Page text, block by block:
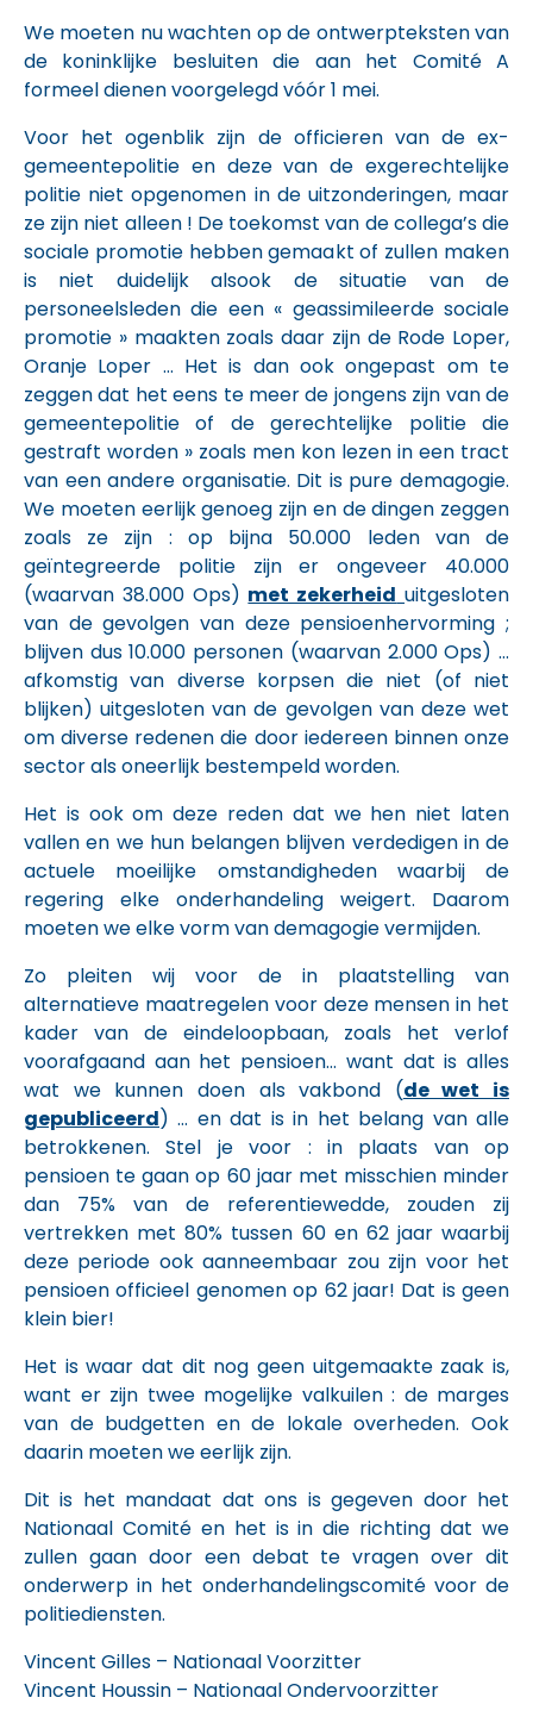
We moeten nu wachten op de ontwerpteksten van
de koninklijke besluiten die aan het Comité A
formeel dienen voorgelegd vóór 1 mei.
Voor het ogenblik zijn de officieren van de ex-
gemeentepolitie en deze van de exgerechtelijke
politie niet opgenomen in de uitzonderingen, maar
ze zijn niet alleen ! De toekomst van de collega’s die
sociale promotie hebben gemaakt of zullen maken
is niet duidelijk alsook de situatie van de
personeelsleden die een « geassimileerde sociale
promotie » maakten zoals daar zijn de Rode Loper,
Oranje Loper … Het is dan ook ongepast om te
zeggen dat het eens te meer de jongens zijn van de
gemeentepolitie of de gerechtelijke politie die
gestraft worden » zoals men kon lezen in een tract
van een andere organisatie. Dit is pure demagogie.
We moeten eerlijk genoeg zijn en de dingen zeggen
zoals ze zijn : op bijna 50.000 leden van de
geïntegreerde politie zijn er ongeveer 40.000
(waarvan 38.000 Ops) met zekerheid uitgesloten
van de gevolgen van deze pensioenhervorming ;
blijven dus 10.000 personen (waarvan 2.000 Ops) …
afkomstig van diverse korpsen die niet (of niet
blijken) uitgesloten van de gevolgen van deze wet
om diverse redenen die door iedereen binnen onze
sector als oneerlijk bestempeld worden.
Het is ook om deze reden dat we hen niet laten
vallen en we hun belangen blijven verdedigen in de
actuele moeilijke omstandigheden waarbij de
regering elke onderhandeling weigert. Daarom
moeten we elke vorm van demagogie vermijden.
Zo pleiten wij voor de in plaatstelling van
alternatieve maatregelen voor deze mensen in het
kader van de eindeloopbaan, zoals het verlof
voorafgaand aan het pensioen… want dat is alles
wat we kunnen doen als vakbond (de wet is
gepubliceerd) … en dat is in het belang van alle
betrokkenen. Stel je voor : in plaats van op
pensioen te gaan op 60 jaar met misschien minder
dan 75% van de referentiewedde, zouden zij
vertrekken met 80% tussen 60 en 62 jaar waarbij
deze periode ook aanneembaar zou zijn voor het
pensioen officieel genomen op 62 jaar! Dat is geen
klein bier!
Het is waar dat dit nog geen uitgemaakte zaak is,
want er zijn twee mogelijke valkuilen : de marges
van de budgetten en de lokale overheden. Ook
daarin moeten we eerlijk zijn.
Dit is het mandaat dat ons is gegeven door het
Nationaal Comité en het is in die richting dat we
zullen gaan door een debat te vragen over dit
onderwerp in het onderhandelingscomité voor de
politiediensten.
Vincent Gilles – Nationaal Voorzitter
Vincent Houssin – Nationaal Ondervoorzitter